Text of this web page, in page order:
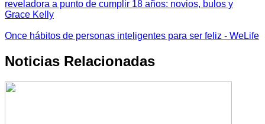
reveladora a punto de cumplir 18 años: novios, bulos y
Grace Kelly
Once hábitos de personas inteligentes para ser feliz - WeLife
Noticias Relacionadas